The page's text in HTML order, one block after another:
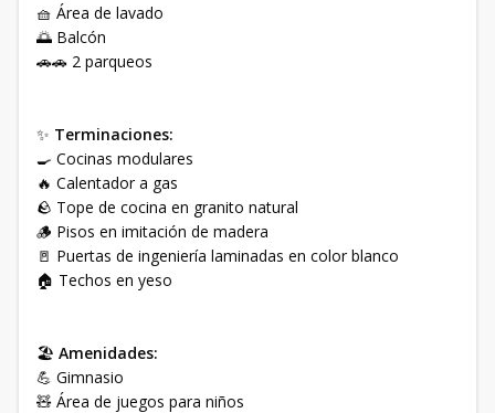
🧺 Área de lavado
🌅 Balcón
🚗🚗 2 parqueos
✨ Terminaciones:
🍳 Cocinas modulares
🔥 Calentador a gas
🪨 Tope de cocina en granito natural
🪵 Pisos en imitación de madera
🚪 Puertas de ingeniería laminadas en color blanco
🏠 Techos en yeso
🏖️ Amenidades:
💪 Gimnasio
🧸 Área de juegos para niños